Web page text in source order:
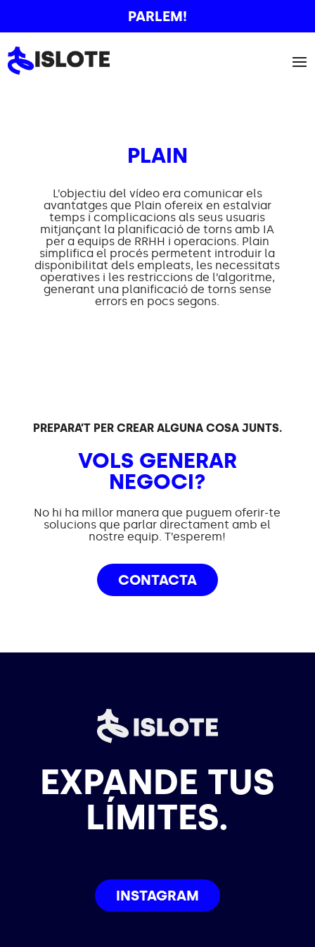
PARLEM!
PLAIN
L’objectiu del vídeo era comunicar els
avantatges que Plain ofereix en estalviar
temps i complicacions als seus usuaris
mitjançant la planificació de torns amb IA
per a equips de RRHH i operacions. Plain
simplifica el procés permetent introduir la
disponibilitat dels empleats, les necessitats
operatives i les restriccions de l’algoritme,
generant una planificació de torns sense
errors en pocs segons.
PREPARA’T PER CREAR ALGUNA COSA JUNTS.
VOLS GENERAR
NEGOCI?
No hi ha millor manera que puguem oferir-te
solucions que parlar directament amb el
nostre equip. T’esperem!
CONTACTA
EXPANDE TUS
LÍMITES.
INSTAGRAM